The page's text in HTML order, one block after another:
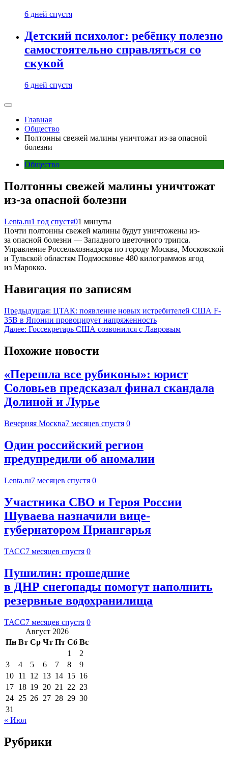
6 дней спустя
Детский психолог: ребёнку полезно
самостоятельно справляться со
скукой
6 дней спустя
Главная
Общество
Полтонны свежей малины уничтожат из-за опасной
болезни
Общество
Полтонны свежей малины уничтожат
из-за опасной болезни
Lenta.ru1 год спустя01 минуты
Почти полтонны свежей малины будут уничтожены из-
за опасной болезни — Западного цветочного трипса.
Управление Россельхознадзора по городу Москва, Московской
и Тульской областям Подмосковье 480 килограммов ягод
из Марокко.
Навигация по записям
Предыдущая: ЦТАК: появление новых истребителей США F-
35B в Японии провоцирует напряженность
Далее: Госсекретарь США созвонился с Лавровым
Похожие новости
«Перешла все рубиконы»: юрист
Соловьев предсказал финал скандала
Долиной и Лурье
Вечерняя Москва7 месяцев спустя 0
Один российский регион
предупредили об аномалии
Lenta.ru7 месяцев спустя 0
Участника СВО и Героя России
Шуваева назначили вице-
губернатором Приангарья
ТАСС7 месяцев спустя 0
Пушилин: прошедшие
в ДНР снегопады помогут наполнить
резервные водохранилища
ТАСС7 месяцев спустя 0
Август 2026
Пн Вт Ср Чт Пт Сб Вс
1
2
3
4 5 6 7 8
9
10 11 12 13 14 15 16
17 18 19 20 21 22 23
24 25 26 27 28 29 30
31
« Июл
Рубрики